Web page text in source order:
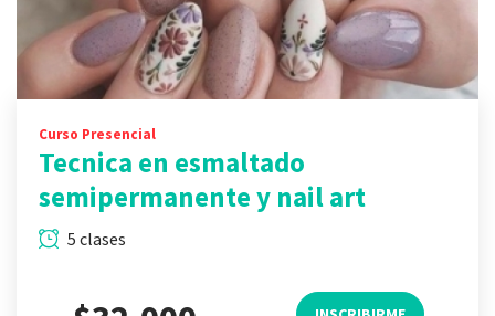
Curso Presencial
Tecnica en esmaltado
semipermanente y nail art
5 clases